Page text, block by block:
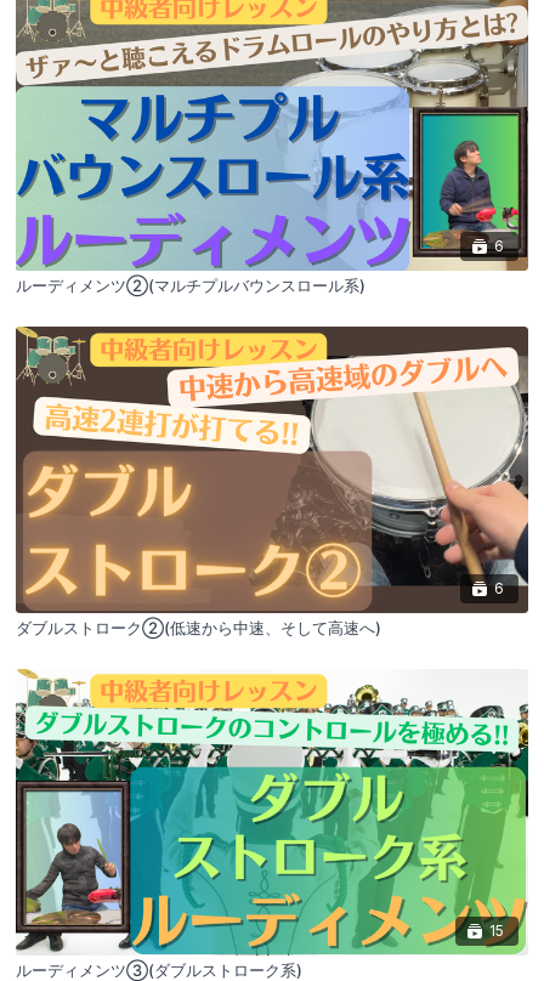
6
ルーディメンツ②(マルチプルバウンスロール系)
6
ダブルストローク②(低速から中速、そして高速へ)
15
ルーディメンツ③(ダブルストローク系)